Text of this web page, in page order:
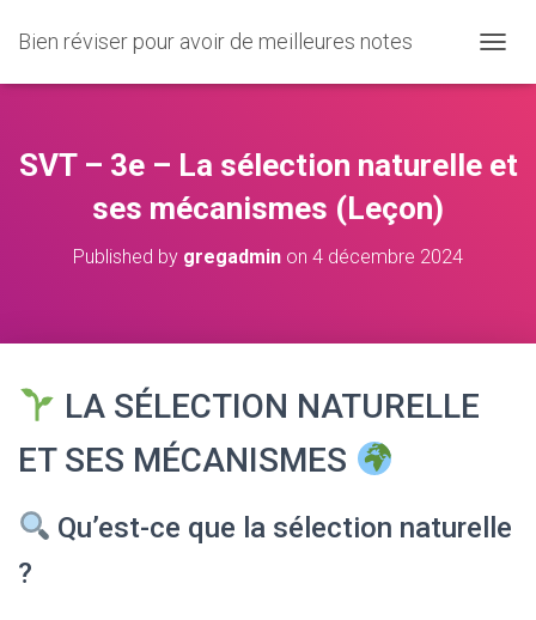
Bien réviser pour avoir de meilleures notes
U
R
A
T
SVT – 3e – La sélection naturelle et
ses mécanismes (Leçon)
Published by gregadmin on 4 décembre 2024
LA SÉLECTION NATURELLE
ET SES MÉCANISMES
Qu’est-ce que la sélection naturelle
?